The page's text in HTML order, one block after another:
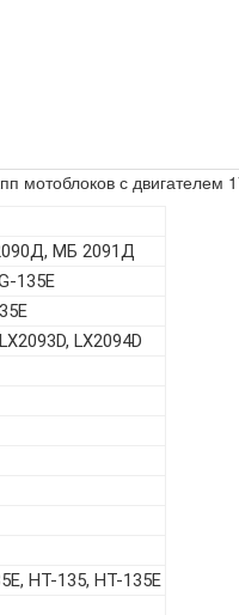
мотоблоков с
МБ 2091Д
135E
LX2094D
НТ-135, НТ-135Е